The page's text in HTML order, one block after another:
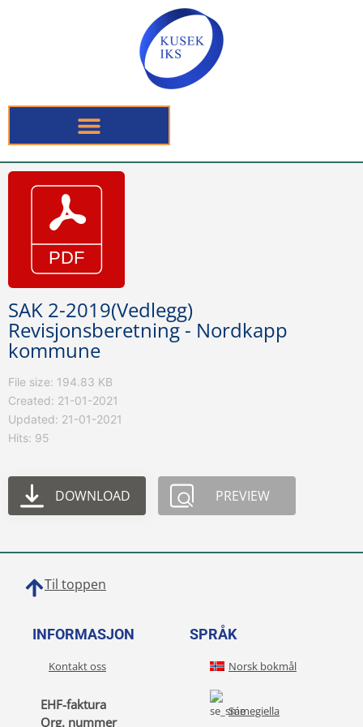
SAK 2-2019(Vedlegg)
Revisjonsberetning - Nordkapp
kommune
File size: 194.83 KB
Created: 21-01-2021
Updated: 21-01-2021
Hits: 95
DOWNLOAD PREVIEW
Til toppen
INFORMASJON
Kontakt oss
EHF-faktura
Org. nummer
SPRÅK
Norsk bokmål
Sámegiella